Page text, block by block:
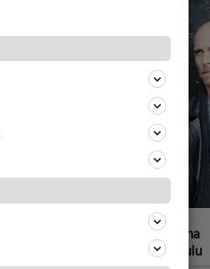
Muistatko kuumat Bros-
kaksoset 80-luvulta? Takana
28 v. välirikko ja mykkäkoulu